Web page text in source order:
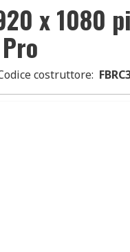
x 1080
costruttore: